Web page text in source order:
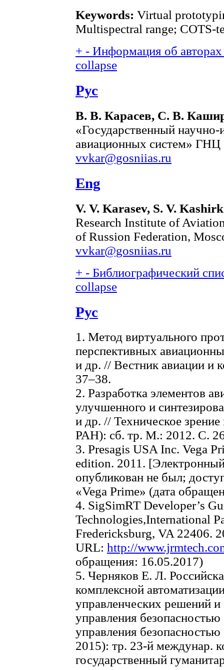
Keywords: Virtual
Multispectral range; COTS-
+ - Информация об
collapse
Рус
В. В. Карасев, С. В.
«Государственный научно-
авиационных систем»
vvkar@gosniias.ru
Eng
V. V. Karasev, S. V.
Research Institute of
of Russion Federation,
vvkar@gosniias.ru
+ - Библиографический
collapse
Рус
1. Метод виртуального
перспективных
и др. // Вестник авиации и
37–38.
2. Разработка элементов
улучшенного и
и др. // Техническое
РАН): сб. тр. М.: 2012. С.
3. Presagis USA Inc. Vega
edition. 2011.
опубликован не был;
«Vega Prime» (дата
4. SigSimRT Developer’s
Technologies,International
Fredericksburg, VA 22406.
URL: http://
обращения: 16.05.2017)
5. Черняков Е. Л.
комплексной
управленческих решений
управления
управления
2015): тр. 23-й междунар.
государственный